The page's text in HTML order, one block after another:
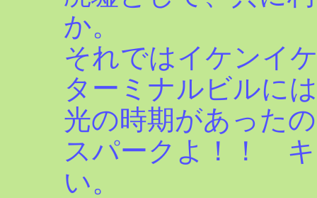
か。
それではイケンイ
ターミナルビルに
光の時期があった
スパークよ！！
い。